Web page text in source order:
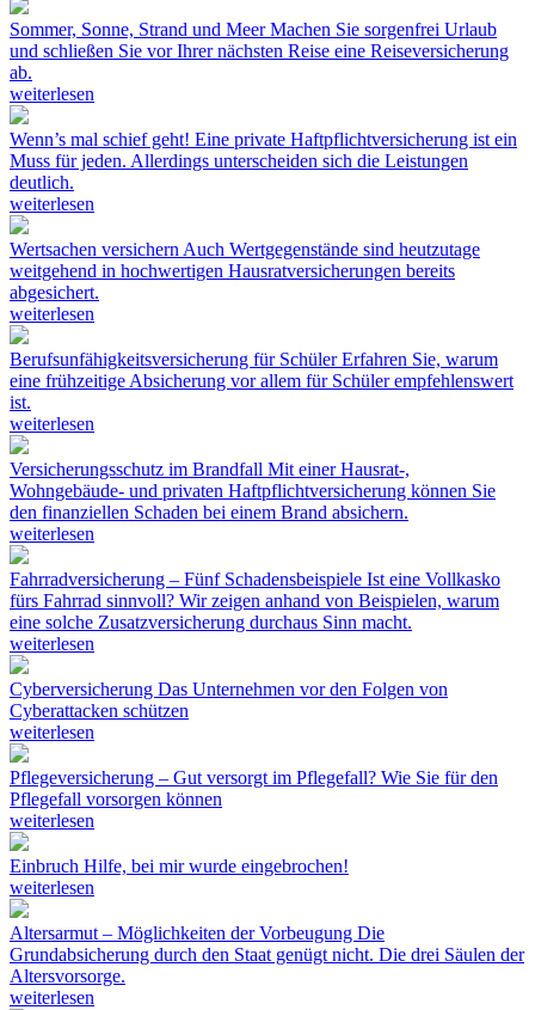
Sommer, Sonne, Strand und MeerMachen Sie sorgenfrei Urlaub
und schließen Sie vor Ihrer nächsten Reise eine Reiseversicherung
ab.
weiterlesen
Wenn’s mal schief geht! Eine private Haftpflichtversicherung ist ein
Muss für jeden. Allerdings unterscheiden sich die Leistungen
deutlich.
weiterlesen
Wertsachen versichernAuch Wertgegenstände sind heutzutage
weitgehend in hochwertigen Hausratversicherungen bereits
abgesichert.
weiterlesen
Berufsunfähigkeitsversicherung für SchülerErfahren Sie, warum
eine frühzeitige Absicherung vor allem für Schüler empfehlenswert
ist.
weiterlesen
Versicherungsschutz im Brandfall Mit einer Hausrat-,
Wohngebäude- und privaten Haftpflichtversicherung können Sie
den finanziellen Schaden bei einem Brand absichern.
weiterlesen
Fahrradversicherung – Fünf Schadensbeispiele Ist eine Vollkasko
fürs Fahrrad sinnvoll? Wir zeigen anhand von Beispielen, warum
eine solche Zusatzversicherung durchaus Sinn macht.
weiterlesen
Cyberversicherung Das Unternehmen vor den Folgen von
Cyberattacken schützen
weiterlesen
Pflegeversicherung – Gut versorgt im Pflegefall? Wie Sie für den
Pflegefall vorsorgen können
weiterlesen
Einbruch Hilfe, bei mir wurde eingebrochen!
weiterlesen
Altersarmut – Möglichkeiten der Vorbeugung Die
Grundabsicherung durch den Staat genügt nicht. Die drei Säulen der
Altersvorsorge.
weiterlesen